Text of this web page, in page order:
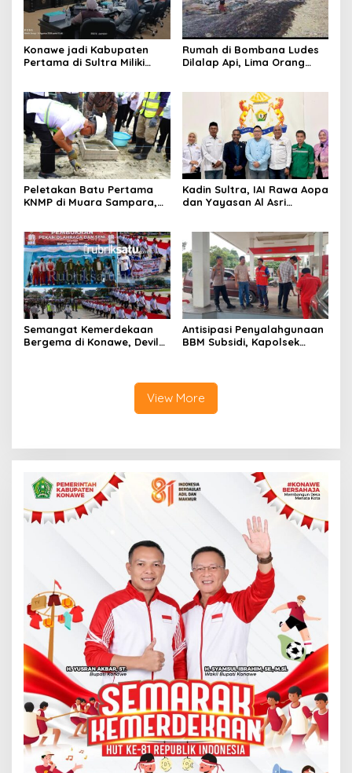
Konawe jadi Kabupaten
Pertama di Sultra Miliki
Anggaran Rp200 Juta
Rumah di Bombana Ludes
Dilalap Api, Lima Orang
Peletakan Batu Pertama
KNMP di Muara Sampara,
Kadin Sultra, IAI Rawa Aopa
dan Yayasan Al Asri
Semangat Kemerdekaan
Bergema di Konawe, Devile
Antisipasi Penyalahgunaan
BBM Subsidi, Kapolsek
View More